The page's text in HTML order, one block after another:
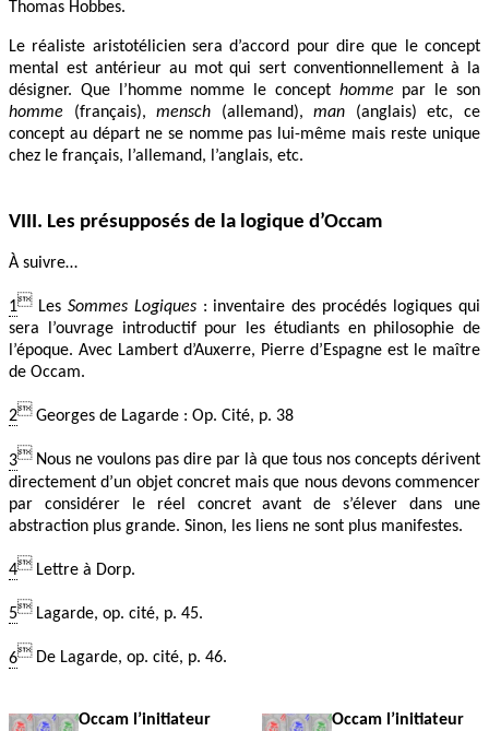
Thomas Hobbes.
Le réaliste aristotélicien sera d’accord pour dire que le concept
mental est antérieur au mot qui sert conventionnellement à la
désigner. Que l’homme nomme le concept hommepar le son
homme (français),mensch (allemand),man (anglais) etc, ce
concept au départ ne se nomme pas lui-même mais reste unique
chez le français, l’allemand, l’anglais, etc.
VIII. Les présupposés de la logique d’Occam
À suivre…
1Les Sommes Logiques: inventaire des procédés logiques qui
sera l’ouvrage introductif pour les étudiants en philosophie de
l’époque. Avec Lambert d’Auxerre, Pierre d’Espagne est le maître
de Occam.
2Georges de Lagarde : Op. Cité, p. 38
3Nous ne voulons pas dire par là que tous nos concepts dérivent
directement d’un objet concret mais que nous devons commencer
par considérer le réel concret avant de s’élever dans une
abstraction plus grande. Sinon, les liens ne sont plus manifestes.
4Lettre à Dorp.
5Lagarde, op. cité, p. 45.
6De Lagarde, op. cité, p. 46.
Occam l’initiateur
Occam l’initiateur